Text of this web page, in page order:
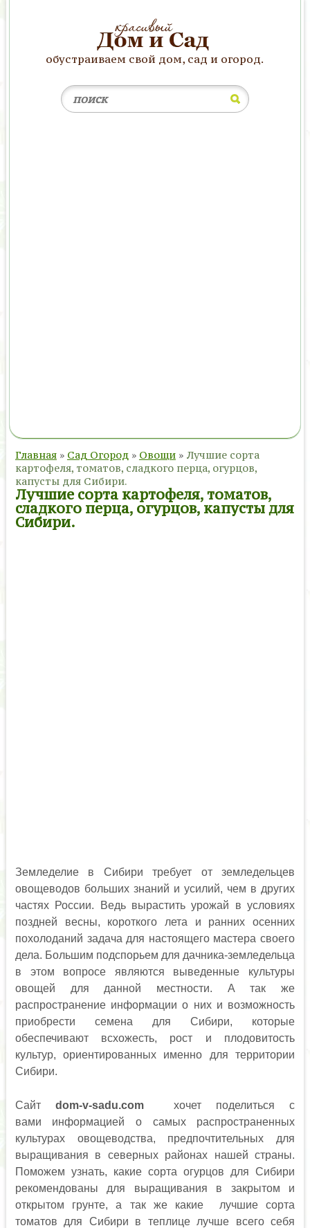
обустраиваем свой дом, сад и огород.
Главная » Сад Огород » Овощи » Лучшие сорта
картофеля, томатов, сладкого перца, огурцов,
капусты для Сибири.
Лучшие сорта картофеля, томатов,
сладкого перца, огурцов, капусты для
Сибири.
Земледелие в Сибири требует от земледельцев
овощеводов больших знаний и усилий, чем в других
частях России. Ведь вырастить урожай в условиях
поздней весны, короткого лета и ранних осенних
похолоданий задача для настоящего мастера своего
дела. Большим подспорьем для дачника-земледельца
в этом вопросе являются выведенные культуры
овощей для данной местности. А так же
распространение информации о них и возможность
приобрести семена для Сибири, которые
обеспечивают всхожесть, рост и плодовитость
культур, ориентированных именно для территории
Сибири.
Сайтdom-v-sadu.com хочет поделиться с
вами информацией о самых распространенных
культурах овощеводства, предпочтительных для
выращивания в северных районах нашей страны.
Поможем узнать, какие сорта огурцов для Сибири
рекомендованы для выращивания в закрытом и
открытом грунте, а так же какие лучшие сорта
томатов для Сибири в теплице лучше всего себя